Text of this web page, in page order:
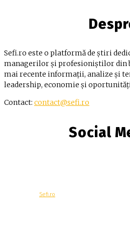
Sefi.ro este o platformă de știri
managerilor și profesioniștilor din
mai recente informații, analize și
leadership, economie și
Contact: contact@sefi.ro
Social
Sefi.ro